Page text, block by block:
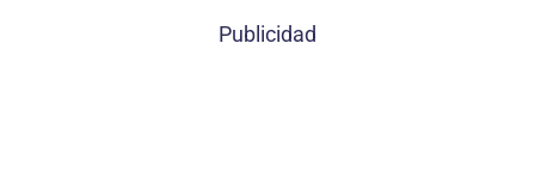
Publicidad